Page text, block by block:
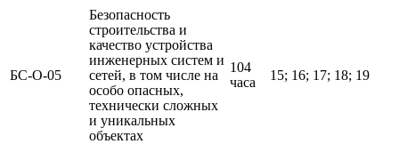
БС-О-05
Безопасность
строительства и
качество устройства
инженерных систем и
сетей, в том числе на
особо опасных,
технически сложных
и уникальных
объектах
104
часа
15; 16; 17; 18; 19